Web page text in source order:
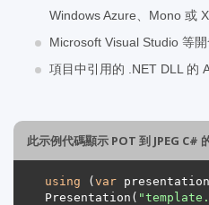
Windows Azure、Mono 或
Microsoft Visual Studio 等開
項目中引用的 .NET DLL 的
此示例代碼顯示 POT 到 JPEG C#
using (var
Presentation(